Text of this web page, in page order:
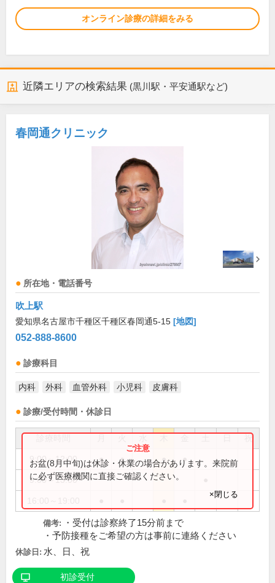
オンライン診療の詳細をみる
近隣エリアの検索結果 (黒川駅・平安通駅など)
春岡通クリニック
所在地・電話番号
吹上駅
愛知県名古屋市千種区千種区春岡通5-15 [地図]
052-888-8600
診療科目
内科 外科 血管外科 小児科 皮膚科
診療/受付時間・休診日
祝
9:00～12:00 ● ● ● ●
9:00～13:00
お盆(8月中旬)は休診・休業の場合があります。来院前
に必ず医療機関に直接ご確認ください。
×閉じる
備考:
・受付は診察終了15分前まで
・予防接種をご希望の方は事前に連絡ください
休診日: 水、日、祝
初診受付